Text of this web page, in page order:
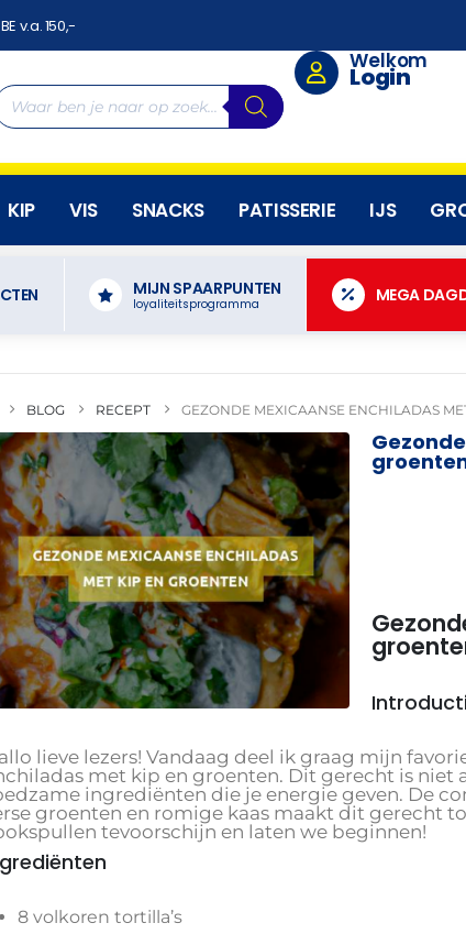
v.a. 150,-
Welkom
Login
KIP VIS SNACKS PATISSERIE IJS
MIJN SPAARPUNTEN
loyaliteitsprogramma MEGA
BLOG RECEPT GEZONDE MEXICAANSE ENCHILADAS
lieve lezers! Vandaag deel ik graag mijn
met kip en groenten. Dit gerecht is niet
ingrediënten die je energie geven. De
groenten en romige kaas maakt dit gerecht
tevoorschijn en laten we beginnen!
8 volkoren tortilla’s